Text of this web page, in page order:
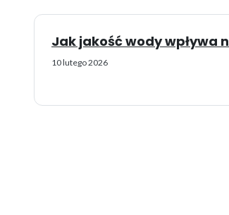
Jak jakość wody wpływa
10 lutego 2026